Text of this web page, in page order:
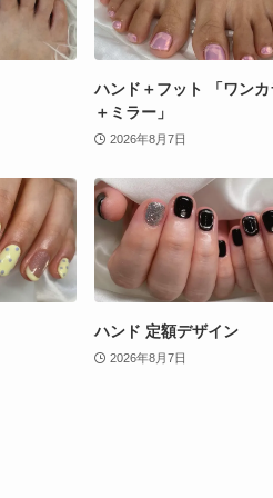
ハンド＋フット 「ワンカ
＋ミラー」
2026年8月7日
ハンド 定額デザイン
2026年8月7日